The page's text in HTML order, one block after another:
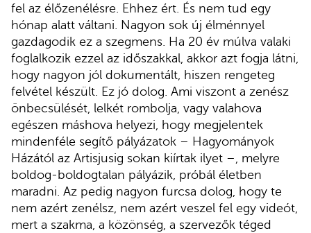
fel az élőzenélésre. Ehhez ért. És nem tud egy
hónap alatt váltani. Nagyon sok új élménnyel
gazdagodik ez a szegmens. Ha 20 év múlva valaki
foglalkozik ezzel az időszakkal, akkor azt fogja látni,
hogy nagyon jól dokumentált, hiszen rengeteg
felvétel készült. Ez jó dolog. Ami viszont a zenész
önbecsülését, lelkét rombolja, vagy valahova
egészen máshova helyezi, hogy megjelentek
mindenféle segítő pályázatok – Hagyományok
Házától az Artisjusig sokan kiírtak ilyet –, melyre
boldog-boldogtalan pályázik, próbál életben
maradni. Az pedig nagyon furcsa dolog, hogy te
nem azért zenélsz, nem azért veszel fel egy videót,
mert a szakma, a közönség, a szervezők téged